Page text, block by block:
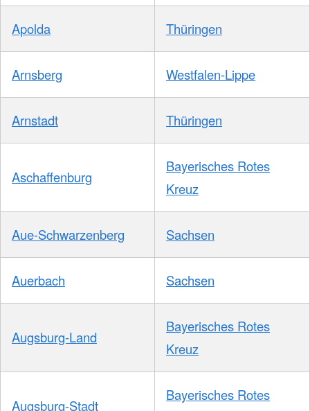
Apolda Thüringen
Arnsberg Westfalen-Lippe
Arnstadt Thüringen
Aschaffenburg
Bayerisches Rotes
Kreuz
Aue-Schwarzenberg Sachsen
Auerbach Sachsen
Augsburg-Land
Bayerisches Rotes
Kreuz
Augsburg-Stadt
Bayerisches Rotes